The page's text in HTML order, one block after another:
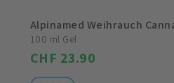
Alpinamed Weihrauch
100 ml Gel
CHF 23.90